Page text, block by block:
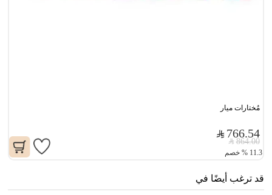
مُختارات ميار
766.54
864.00
11.3
% خصم
قد ترغب أيضًا في